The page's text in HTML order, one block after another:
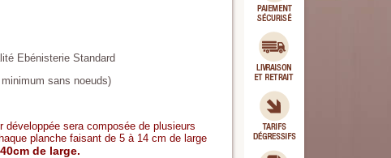
Ebénisterie Standard
sans noeuds)
développée sera composée de plusieurs
planche faisant de 5 à 14 cm de large
de large.